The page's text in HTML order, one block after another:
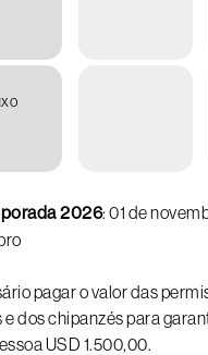
2026: 01 de
pagar o valor das
e dos chipanzés para
USD 1.500,00.